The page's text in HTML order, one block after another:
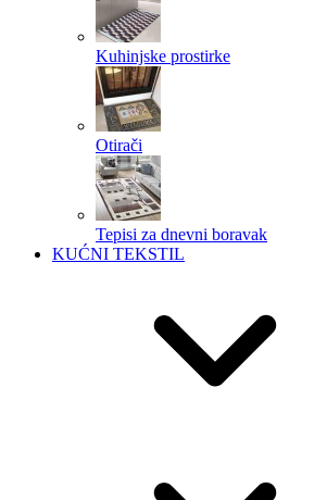
Kuhinjske prostirke
Otirači
Tepisi za dnevni boravak
KUĆNI TEKSTIL